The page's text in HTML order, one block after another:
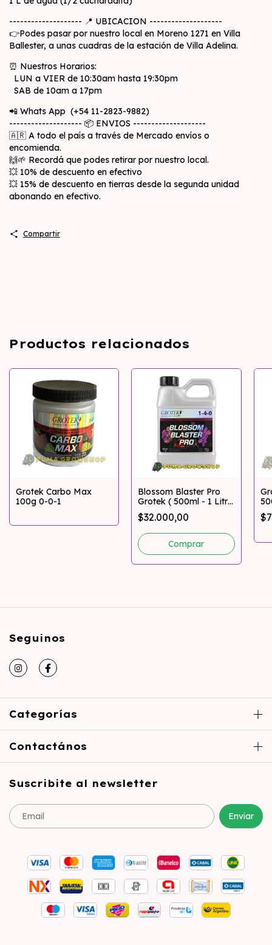
-------------------- 📍 UBICACION --------------------
👉Podes pasar por nuestro local en Moreno 1271 en Villa
Ballester, a unas cuadras de la estación de Villa Adelina.
⏰ Nuestros Horarios:
LUN a VIER de 10:30am hasta 19:30pm
SAB de 10am a 17pm
📲 Whats App (+54 11-2823-9882)
-------------------- 📦 ENVIOS --------------------
🇦🇷 A todo el país a través de Mercado envíos o
encomienda.
🙌🌱 Recordá que podes retirar por nuestro local.
💥 10% de descuento en efectivo
💥 15% de descuento en tierras desde la segunda unidad
abonando en efectivo.
Compartir
Productos relacionados
Grotek Carbo Max
100g 0-0-1
Blossom Blaster Pro
Grotek ( 500ml - 1 Litro
) Floración
$32.000,00
Comprar
Seguinos
Categorías
Contactános
Suscribite al newsletter